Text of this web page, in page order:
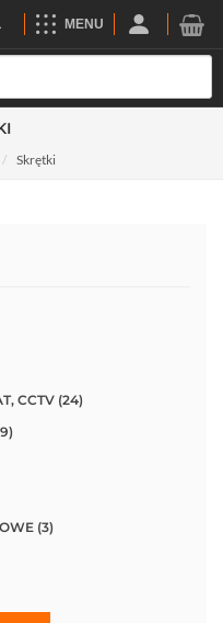
MENU
Skrętki
CCTV (24)
(3)